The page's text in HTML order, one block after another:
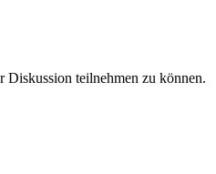
Diskussion teilnehmen zu können.